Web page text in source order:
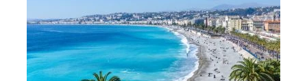
Machen Sie mehr aus Ihrer Sprachreise! Hier eine
Auswahl an Möglichkeiten für Ihre aktiv Sprachreise:
Segeln,Tauchen , Wasserski, Wakeboarding,Kayak
Golf, Pilates,Yoga ,Reiten,Tanzen,Tennis, Volleyball,